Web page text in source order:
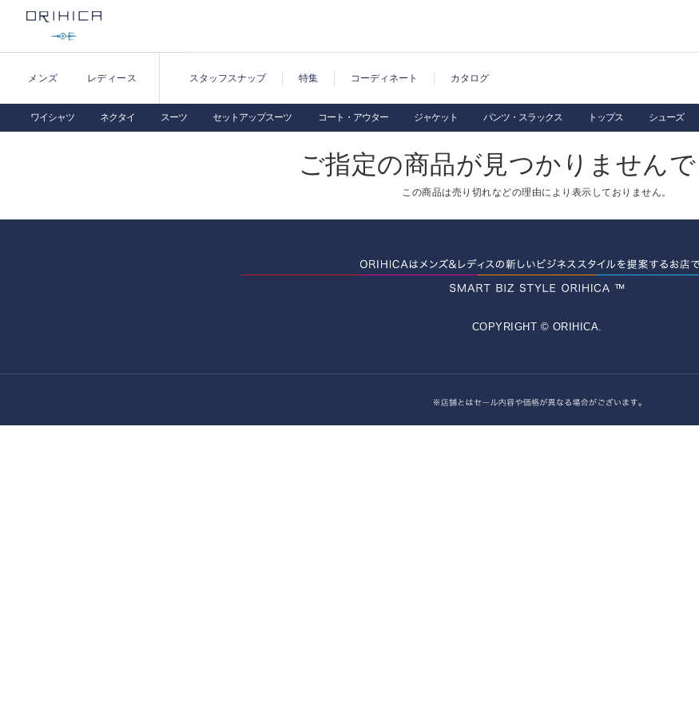
メンズ レディース スタッフスナップ 特集 コーディネート カタログ
ワイシャツ ネクタイ スーツ セットアップスーツ コート・アウター ジャケット パンツ・スラックス トップス シューズ
ご指定の商品が見つかりませんで
この商品は売り切れなどの理由により表示しておりません。
COPYRIGHT © ORIHICA.